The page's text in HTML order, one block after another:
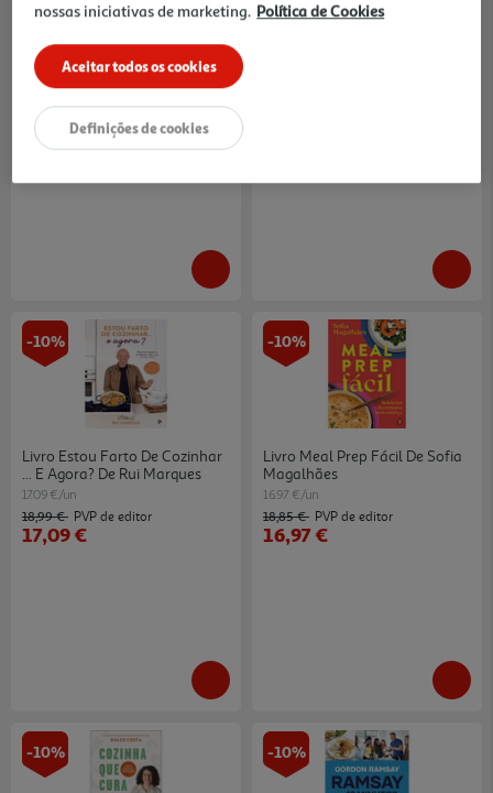
Comida Rápida E Deliciosa
Gordon Ramsay
22.95 €/un
25,50 € PVP de editor
22,95 €
-10%
Livro Estou Farto De Cozinhar
... E Agora? De Rui Marques
17.09 €/un
18,99 € PVP de editor
17,09 €
-10%
Livro Meal Prep Fácil De Sofia
Magalhães
16.97 €/un
18,85 € PVP de editor
16,97 €
-10% -10%
nossas iniciativas de marketing. Política de Cookies
Aceitar todos os cookies
Definições de cookies